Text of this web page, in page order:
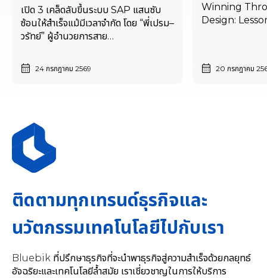
เปิด 3 เคล็ดลับขึ้นระบบ SAP แสนซับ
ซ้อนให้สำเร็จแม้มีเวลาจำกัด โดย “พี่เปรม–
วรัทย์” ผู้อำนวยการสาย
24 กรกฎาคม 2569
Winning
Design:
20 กรกฎาคม
ติดตามทุกเทรนด์ธุรกิจและ
นวัตกรรมเทคโนโลยีไปกับเรา
Bluebik ที่ปรึกษาธุรกิจที่จะนำพาธุรกิจสู่ความสำเร็จด้วยกลยุทธ์
อัจฉริยะและเทคโนโลยีล้ำสมัย เราเชี่ยวชาญในการให้บริการ